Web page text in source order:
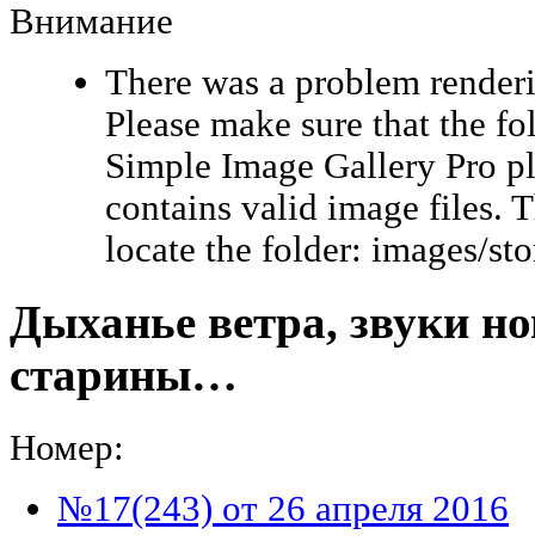
Внимание
There was a problem
Please make sure that the
Simple Image Gallery Pro
contains valid image files.
locate the folder: images/
Дыханье ветра, звуки
старины…
Номер:
№17(243) от 26 апреля 2016